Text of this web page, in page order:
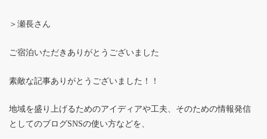
＞瀬長さん
ご宿泊いただきありがとうございました
素敵な記事ありがとうございました！！
地域を盛り上げるためのアイディアや工夫、そのための情報発信
としてのブログSNSの使い方などを、